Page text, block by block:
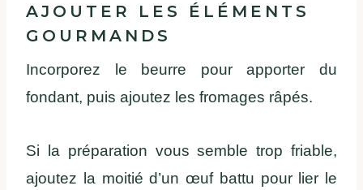
AJOUTER LES ÉLÉMENTS
GOURMANDS
Incorporez le beurre pour apporter du
fondant, puis ajoutez les fromages râpés.
Si la préparation vous semble trop friable,
ajoutez la moitié d’un œuf battu pour lier le